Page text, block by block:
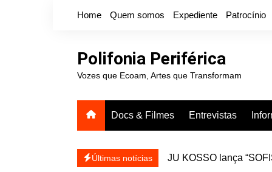
Home Quem somos Expediente Patrocínio
Polifonia Periférica
Vozes que Ecoam, Artes que Transformam
Docs & Filmes Entrevistas
Últimas notícias
JU KOSSO lança
Projota relança a